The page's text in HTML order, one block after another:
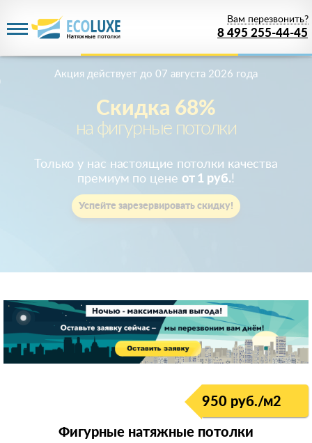
8 495 255-44-45
Вам перезвонить?
Скидка 68%
на фигурные потолки
Акция действует до 07 августа 2026 года
Только у нас настоящие потолки качества
премиум по цене от 1 руб.!
Успейте зарезервировать скидку!
950 руб./м2
Фигурные натяжные потолки